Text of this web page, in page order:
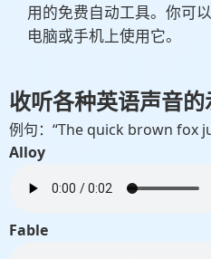
用的免费自动工具。你可
电脑或手机上使用它。
收听各种英语声音的
例句：“The quick brown fox
Alloy
Fable